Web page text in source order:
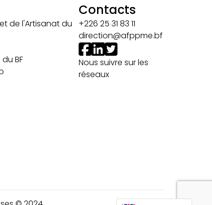
de l'Artisanat du
BF
Contacts
+226 25 31 83 11
direction@afppme.bf
Nous suivre sur les
réseaux